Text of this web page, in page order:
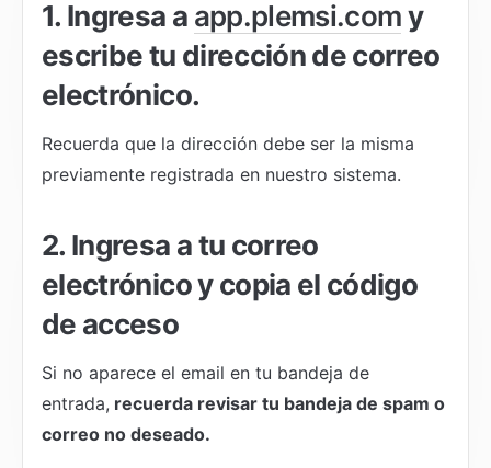
1. Ingresa a app.plemsi.com y
escribe tu dirección de correo
electrónico.
Recuerda que la dirección debe ser la misma
previamente registrada en nuestro sistema.
2. Ingresa a tu correo
electrónico y copia el código
de acceso
Si no aparece el email en tu bandeja de
entrada, recuerda revisar tu bandeja de spam o
correo no deseado.